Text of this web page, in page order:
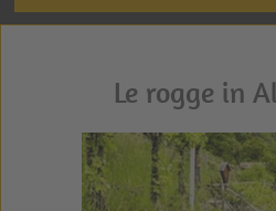
Le rogge in